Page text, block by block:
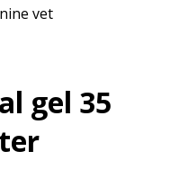
vet
gel 35